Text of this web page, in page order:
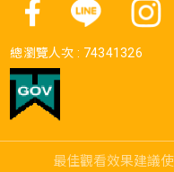
總瀏覽人次 : 74341326
最佳觀看效果建議